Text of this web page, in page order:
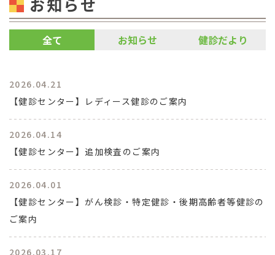
全て お知らせ 健診だより
2026.04.21
【健診センター】レディース健診のご案内
2026.04.14
【健診センター】追加検査のご案内
2026.04.01
【健診センター】がん検診・特定健診・後期高齢者等健診の
ご案内
2026.03.17